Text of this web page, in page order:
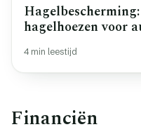
hagelhoezen voor
4 min leestijd
Financiën